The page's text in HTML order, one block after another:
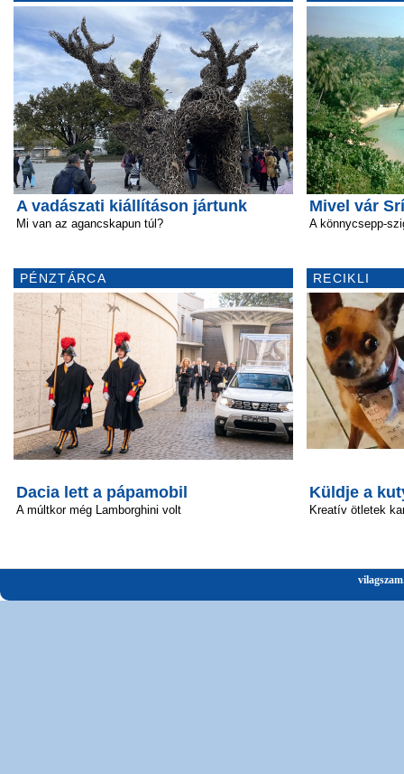
A vadászati kiállításon jártunk
Mi van az agancskapun túl?
PÉNZTÁRCA
Dacia lett a pápamobil
A múltkor még Lamborghini volt
Mivel vár
A könnycsepp-
RECIKLI
Küldje a
Kreatív ötletek